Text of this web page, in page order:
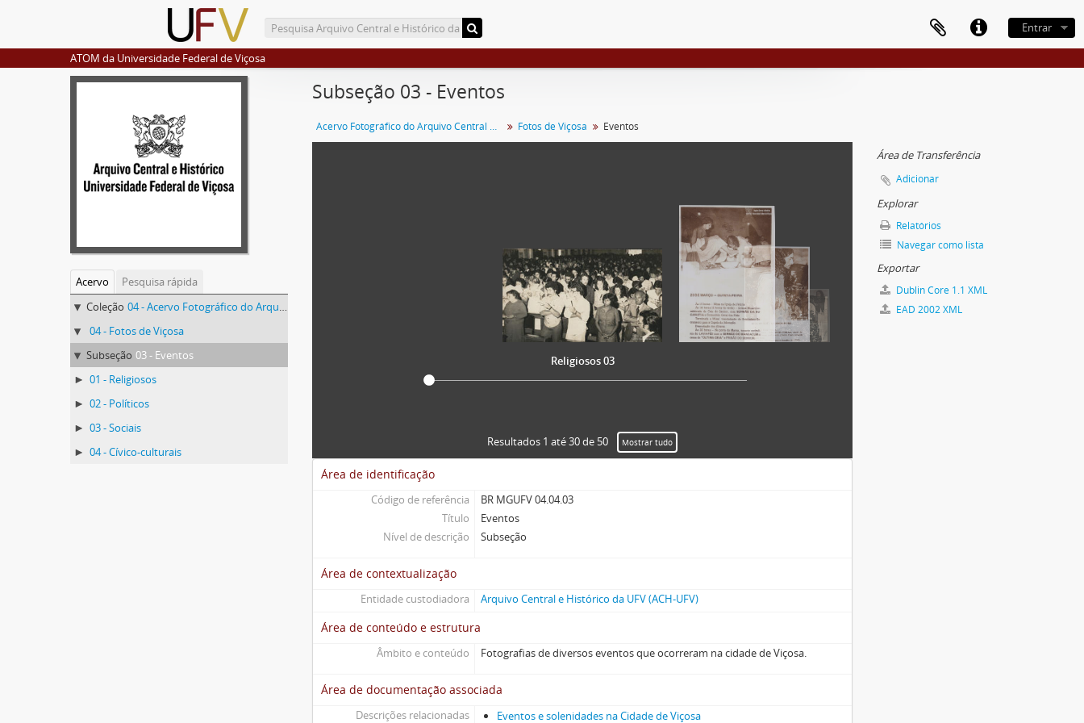
Entrar
ATOM da Universidade Federal de Viçosa
Acervo
Pesquisa rápida
Coleção 04 - Acervo Fotográfico do Arquivo Central Histórico da UFV
04 - Fotos de Viçosa
Subseção 03 - Eventos
01 - Religiosos
02 - Políticos
03 - Sociais
04 - Cívico-culturais
Subseção 03 - Eventos
Acervo Fotográfico do Arquivo Central Histórico da UFV Fotos de Viçosa Eventos
Religiosos 03
Resultados 1 até 30 de 50 Mostrar tudo
Área de identificação
Código de referência
BR MGUFV 04.04.03
Título
Eventos
Nível de descrição
Subseção
Área de contextualização
Entidade custodiadora Arquivo Central e Histórico da UFV (ACH-UFV)
Área de conteúdo e estrutura
Âmbito e conteúdo Fotografias de diversos eventos que ocorreram na cidade de Viçosa.
Área de documentação associada
Descrições relacionadas Eventos e solenidades na Cidade de Viçosa
Área de Transferência
Adicionar
Explorar
Relatórios
Navegar como lista
Exportar
Dublin Core 1.1 XML
EAD 2002 XML